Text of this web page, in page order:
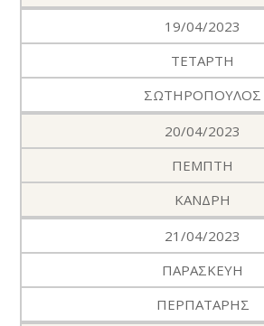
19/04/2023
ΤΕΤΑΡΤΗ
ΣΩΤΗΡΟΠΟΥΛΟΣ
20/04/2023
ΠΕΜΠΤΗ
ΚΑΝΔΡΗ
21/04/2023
ΠΑΡΑΣΚΕΥΗ
ΠΕΡΠΑΤΑΡΗΣ